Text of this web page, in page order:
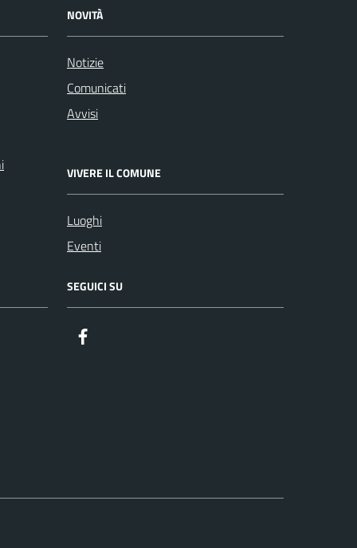
NOVITÀ
Notizie
Comunicati
Avvisi
VIVERE IL COMUNE
Luoghi
Eventi
SEGUICI SU